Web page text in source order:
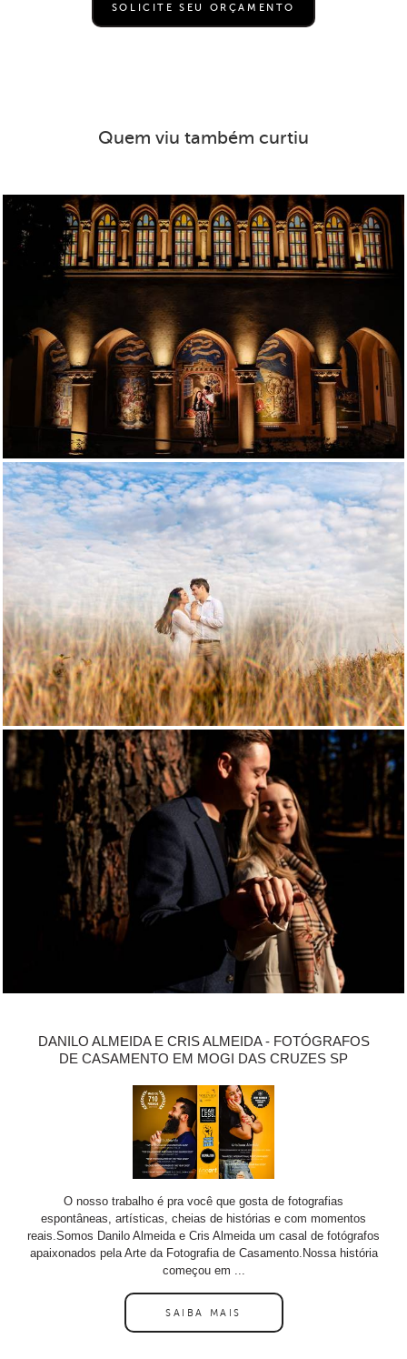
SOLICITE SEU ORÇAMENTO
Quem viu também curtiu
DANILO ALMEIDA E CRIS ALMEIDA - FOTÓGRAFOS
DE CASAMENTO EM MOGI DAS CRUZES SP
O nosso trabalho é pra você que gosta de fotografias
espontâneas, artísticas, cheias de histórias e com momentos
reais.Somos Danilo Almeida e Cris Almeida um casal de fotógrafos
apaixonados pela Arte da Fotografia de Casamento.Nossa história
começou em ...
SAIBA MAIS